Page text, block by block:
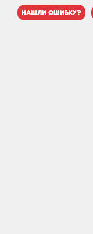
нашли ошибку?